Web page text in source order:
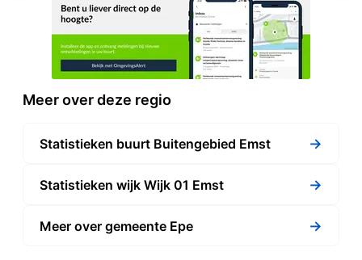
Meer over deze regio
Statistieken buurt Buitengebied Emst →
Statistieken wijk Wijk 01 Emst →
Meer over gemeente Epe →